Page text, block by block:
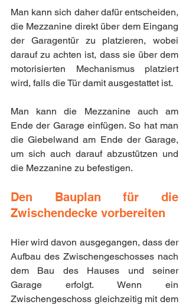
Man kann sich daher dafür entscheiden,
die Mezzanine direkt über dem Eingang
der Garagentür zu platzieren, wobei
darauf zu achten ist, dass sie über dem
motorisierten Mechanismus platziert
wird, falls die Tür damit ausgestattet ist.
Man kann die Mezzanine auch am
Ende der Garage einfügen. So hat man
die Giebelwand am Ende der Garage,
um sich auch darauf abzustützen und
die Mezzanine zu befestigen.
Den Bauplan für die
Zwischendecke vorbereiten
Hier wird davon ausgegangen, dass der
Aufbau des Zwischengeschosses nach
dem Bau des Hauses und seiner
Garage erfolgt. Wenn ein
Zwischengeschoss gleichzeitig mit dem